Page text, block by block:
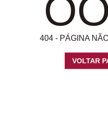
404 - PÁGINA
VOLTAR